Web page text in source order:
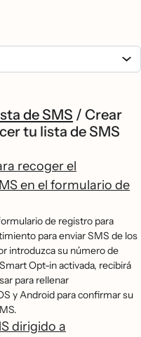
de SMS / Crear
tu lista de SMS
recoger el
en el formulario de
de registro para
para enviar SMS de los
introduzca su número de
Opt-in activada, recibirá
para rellenar
y Android para confirmar su
dirigido a